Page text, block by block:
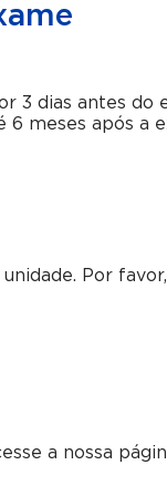
3 dias antes do
meses após a
Por
a nossa